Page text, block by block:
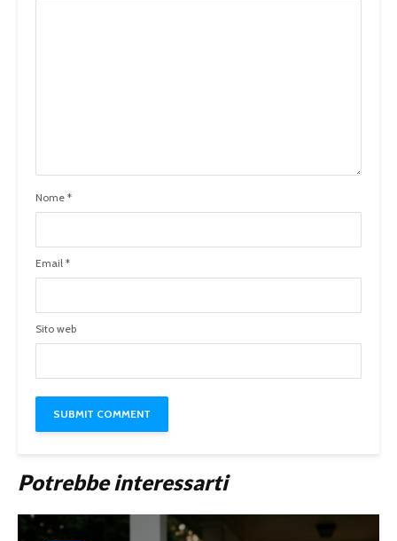
Nome *
Email *
Sito web
Potrebbe interessarti